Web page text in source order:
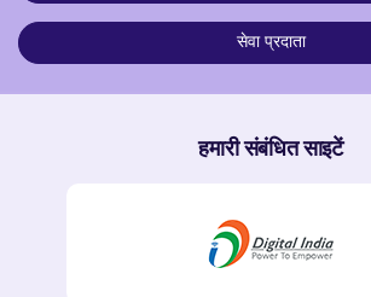
सेवा प्रदाता
हमारी संबंधित साइटें